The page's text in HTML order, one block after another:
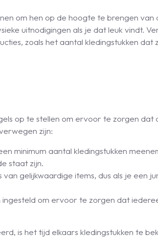
om hen op de hoogte te brengen van
uitnodigingen als je dat leuk vindt.
zoals het aantal kledingstukken dat
op te stellen om ervoor te zorgen dat
zijn:
minimum aantal kledingstukken
staat zijn.
van gelijkwaardige items, dus als je een
om ervoor te zorgen dat
is het tijd elkaars kledingstukken te